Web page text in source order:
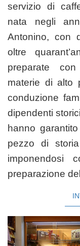
servizio di
nata negli
Antonino, con
oltre
preparate
materie di alto
conduzione
dipendenti
hanno
pezzo di
imponendosi
preparazione